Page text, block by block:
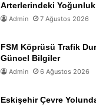
Arterlerindeki
Admin 7 Ağustos 2026
FSM Köprüsü Trafik
Güncel Bilgiler
Admin 6 Ağustos 2026
Eskişehir Çevre